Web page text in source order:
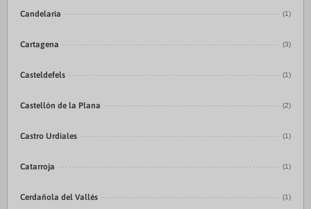
Candelaria (1)
Cartagena (3)
Casteldefels (1)
Castellón de la Plana (2)
Castro Urdiales (1)
Catarroja (1)
Cerdañola del Vallés (1)